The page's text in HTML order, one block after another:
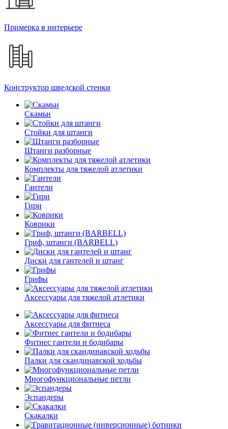
Примерка в интерьере
Конструктор шведской стенки
Скамьи
Стойки для штанги
Штанги разборные
Комплекты для тяжелой атлетики
Гантели
Гири
Коврики
Гриф, штанги (BARBELL)
Диски для гантелей и штанг
Грифы
Аксессуары для тяжелой атлетики
Аксессуары для фитнеса
Фитнес гантели и бодибары
Палки для скандинавской ходьбы
Многофункциональные петли
Эспандеры
Скакалки